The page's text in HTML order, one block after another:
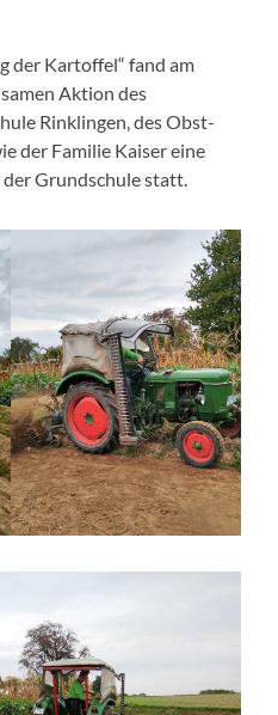
der Kartoffel“ fand am
Aktion des
Rinklingen, des Obst-
der Familie Kaiser eine
Grundschule statt.